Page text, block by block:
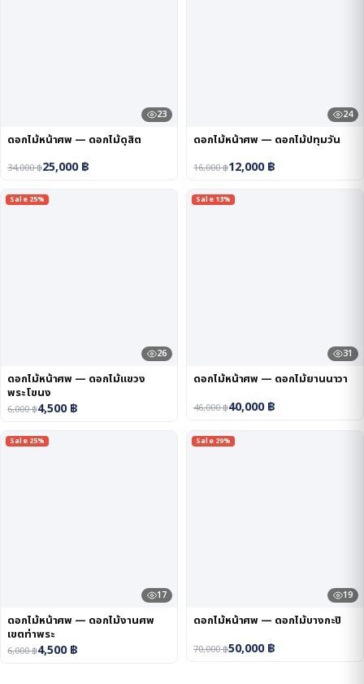
23
ดอกไม้หน้าศพ — ดอกไม้ดุสิต
34,000฿25,000฿
24
ดอกไม้หน้าศพ — ดอกไม้ปทุมวัน
16,000฿12,000฿
Sale 25%
26
ดอกไม้หน้าศพ — ดอกไม้แขวง
พระโขนง
6,000฿4,500฿
Sale 13%
31
ดอกไม้หน้าศพ — ดอกไม้ยานนาวา
46,000฿40,000฿
Sale 25%
17
ดอกไม้หน้าศพ — ดอกไม้งานศพ
เขตท่าพระ
6,000฿4,500฿
Sale 29%
19
ดอกไม้หน้าศพ — ดอกไม้บางกะปิ
70,000฿50,000฿